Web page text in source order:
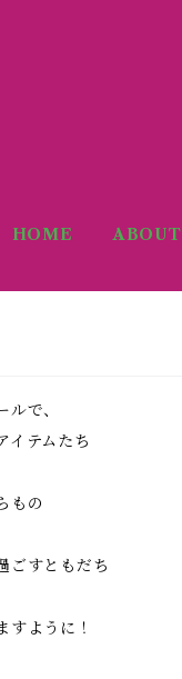
HOME ABOUT
で、
イテムたち
もの
ごすともだち
すように！